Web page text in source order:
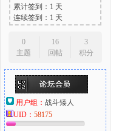
累计签到：1 天
连续签到：1 天
0
主题
16
回帖
3
积分
用户组： 战斗矮人
UID： 58175